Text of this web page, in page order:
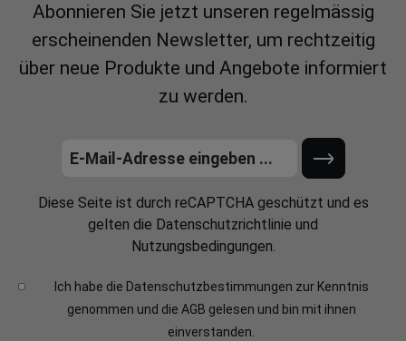
Abonnieren Sie jetzt unseren regelmässig
erscheinenden Newsletter, um rechtzeitig
über neue Produkte und Angebote informiert
zu werden.
Diese Seite ist durch reCAPTCHA geschützt und es
gelten die Datenschutzrichtlinie und
Nutzungsbedingungen.
Ich habe die Datenschutzbestimmungen zur Kenntnis
genommen und die AGB gelesen und bin mit ihnen
einverstanden.